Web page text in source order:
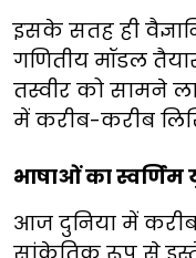
इसके सतह ही
गणितीय मॉडल
तस्वीर को सामने
में करीब-करीब
भाषाओं का
आज दुनिया में